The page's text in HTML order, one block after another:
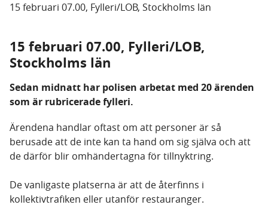
15 februari 07.00, Fylleri/LOB, Stockholms län
15 februari 07.00, Fylleri/LOB,
Stockholms län
Sedan midnatt har polisen arbetat med 20 ärenden
som är rubricerade fylleri.
Ärendena handlar oftast om att personer är så
berusade att de inte kan ta hand om sig själva och att
de därför blir omhändertagna för tillnyktring.
De vanligaste platserna är att de återfinns i
kollektivtrafiken eller utanför restauranger.